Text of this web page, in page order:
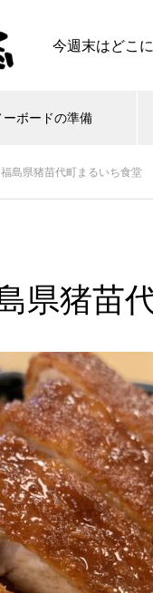
今週末はどこ
ーボードの準備
まとめ 小ネ
場
一
7
移動・交通手段
ビ
ベ
け
のスキー場 ス
チ！
ス
の平
キ
スノー
鼻
まし
！2
旅
島県猪苗代町まるいち食堂
県猪苗